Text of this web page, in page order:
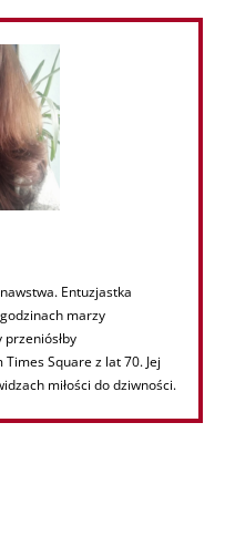
Entuzjastka
marzy
Square z lat 70. Jej
miłości do dziwności.